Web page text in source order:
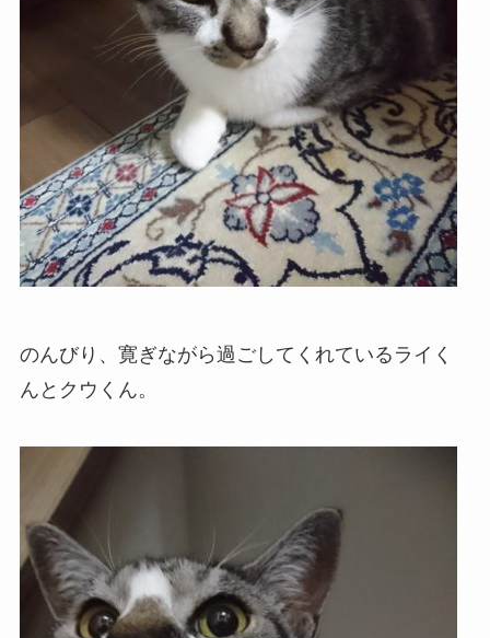
のんびり、寛ぎながら過ごしてくれているライく
んとクウくん。